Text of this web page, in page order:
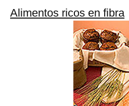
Alimentos ricos en fibra